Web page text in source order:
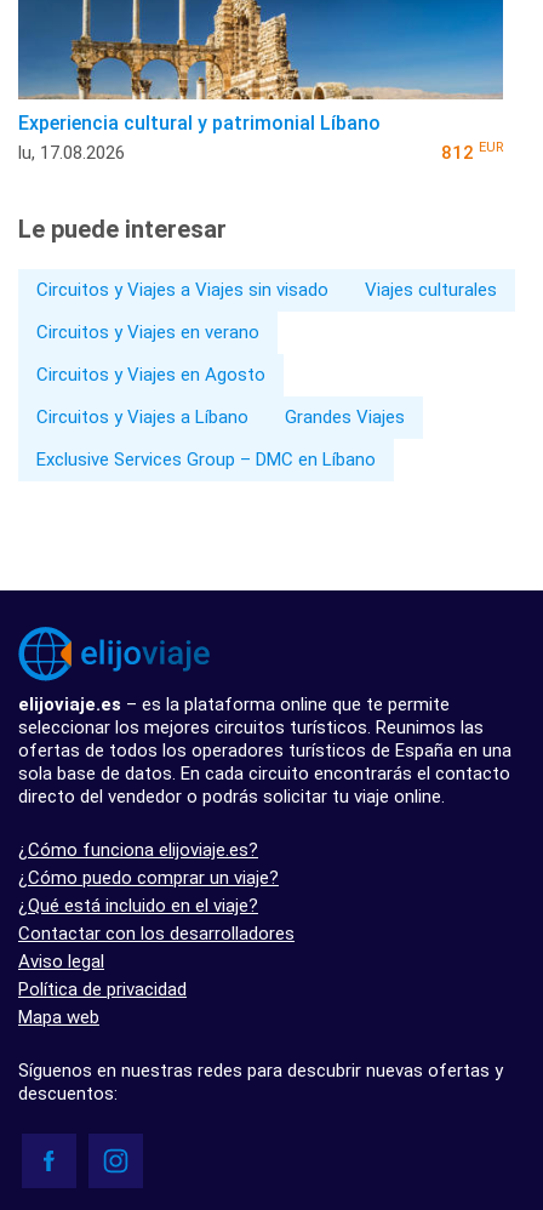
Experiencia cultural y patrimonial Líbano
lu, 17.08.2026 812 EUR
Le puede interesar
Circuitos y Viajes a Viajes sin visado
Viajes culturales
Circuitos y Viajes en verano
Circuitos y Viajes en Agosto
Circuitos y Viajes a Líbano
Grandes Viajes
Exclusive Services Group – DMC en Líbano
elijoviaje.es – es la plataforma online que te permite
seleccionar los mejores circuitos turísticos. Reunimos las
ofertas de todos los operadores turísticos de España en una
sola base de datos. En cada circuito encontrarás el contacto
directo del vendedor o podrás solicitar tu viaje online.
¿Cómo funciona elijoviaje.es?
¿Cómo puedo comprar un viaje?
¿Qué está incluido en el viaje?
Contactar con los desarrolladores
Aviso legal
Política de privacidad
Mapa web
Síguenos en nuestras redes para descubrir nuevas ofertas y
descuentos: